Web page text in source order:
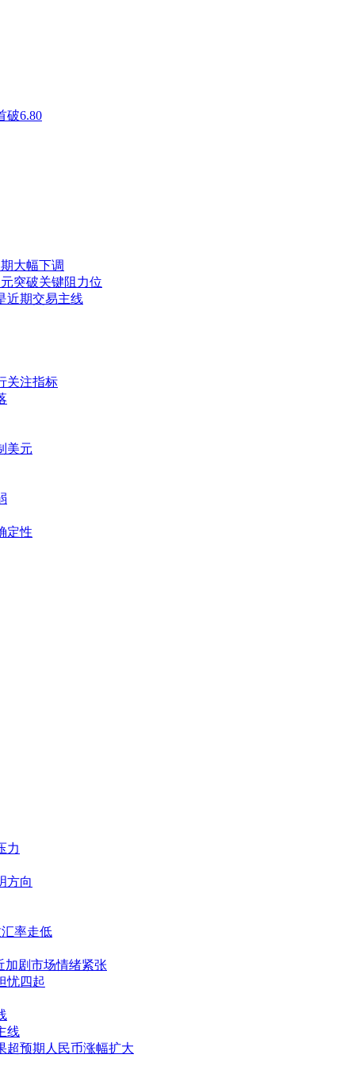
破6.80
大幅下调
突破关键阻力位
近期交易主线
关注指标
美元
定性
力
方向
率走低
加剧市场情绪紧张
忧四起
线
超预期人民币涨幅扩大